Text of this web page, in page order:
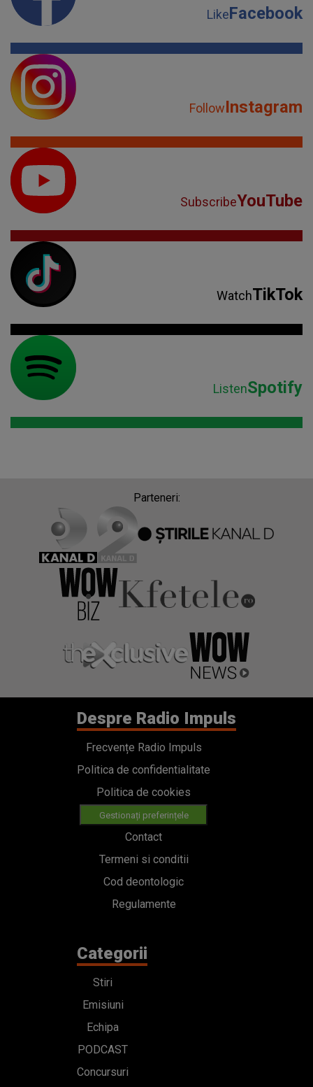
LikeFacebook
FollowInstagram
SubscribeYouTube
WatchTikTok
ListenSpotify
Parteneri:
Despre Radio Impuls
Frecvențe Radio Impuls
Politica de confidentialitate
Politica de cookies
Gestionați preferințele
Contact
Termeni si conditii
Cod deontologic
Regulamente
Categorii
Stiri
Emisiuni
Echipa
PODCAST
Concursuri